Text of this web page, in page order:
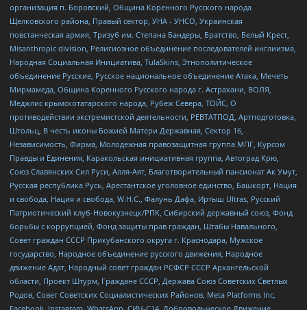
организация п. Боровский, Община Коренного Русского народа
Щелковского района, Правый сектор, УНА - УНСО, Украинская
повстанческая армия, Тризуб им. Степана Бандеры, Братство, Белый Крест,
Misanthropic division, Религиозное объединение последователей инглиизма,
Народная Социальная Инициатива, TulaSkins, Этнополитическое
объединение Русские, Русское национальное объединение Атака, Мечеть
Мирмамеда, Община Коренного Русского народа г. Астрахани, ВОЛЯ,
Меджлис крымскотатарского народа, Рубеж Севера, ТОЙС, О
противодействии экстремистской деятельности, РЕВТАТПОД, Артподготовка,
Штольц, В честь иконы Божией Матери Державная, Сектор 16,
Независимость, Фирма, Молодежная правозащитная группа МПГ, Курсом
Правды и Единения, Каракольская инициативная группа, Автоград Крю,
Союз Славянских Сил Руси, Алля-Аят, Благотворительный пансионат Ак Умут,
Русская республика Русь, Арестантское уголовное единство, Башкорт, Нация
и свобода, Нация и свобода, W.H.С., Фалунь Дафа, Иртыш Ultras, Русский
Патриотический клуб-Новокузнецк/РПК, Сибирский державный союз, Фонд
борьбы с коррупцией, Фонд защиты прав граждан, Штабы Навального,
Совет граждан СССР Прикубанского округа г. Краснодара, Мужское
государство, Народное объединение русского движения, Народное
движение Адат, Народный совет граждан РСФСР СССР Архангельской
области, Проект Штурм, Граждане СССР, Держава Союз Советских Светлых
Родов, Совет Советских Социалистических Районов, Meta Platforms Inc,